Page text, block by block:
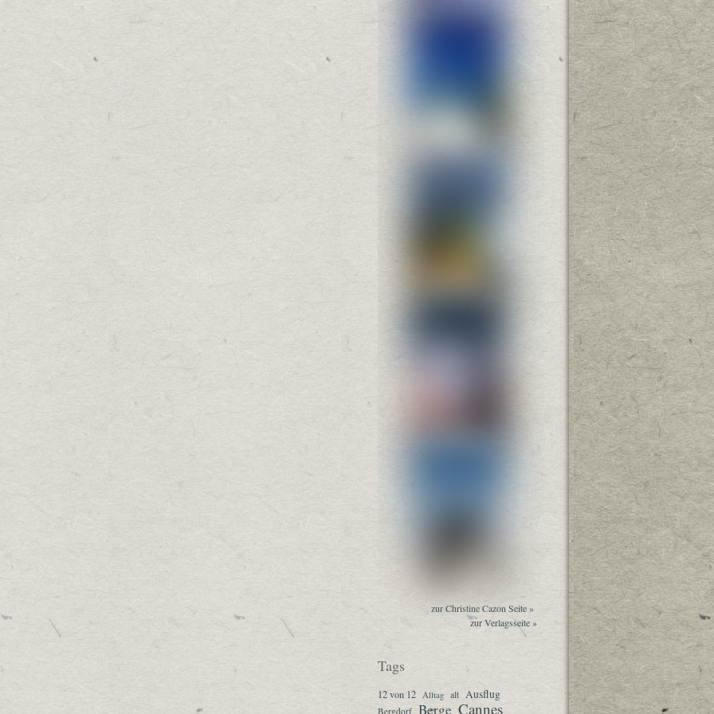
zur Christine Cazon Seite »
zur Verlagsseite »
Tags
12 von 12 Alltag alt Ausflug
Bergdorf Berge Cannes